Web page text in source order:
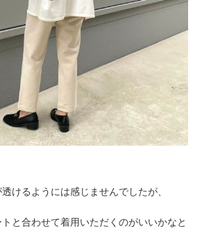
けるようには感じませんでしたが、
と合わせて着用いただくのがいいかなと